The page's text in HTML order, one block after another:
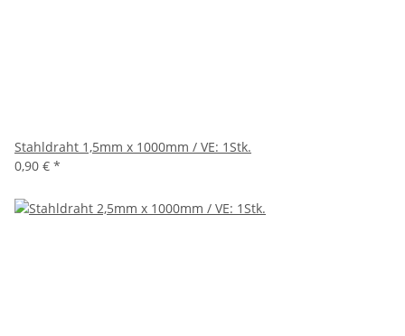
Stahldraht 1,5mm x 1000mm / VE: 1Stk.
0,90 € *